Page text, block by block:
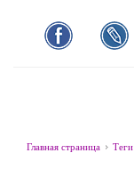
Главная страница Теги